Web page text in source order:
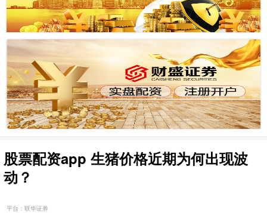
股票配资app 生猪价格近期为何出现波
动？
平台：联华证券